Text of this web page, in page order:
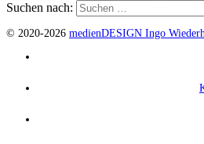
Suchen nach:
© 2020-2026 medienDESIGN Ingo